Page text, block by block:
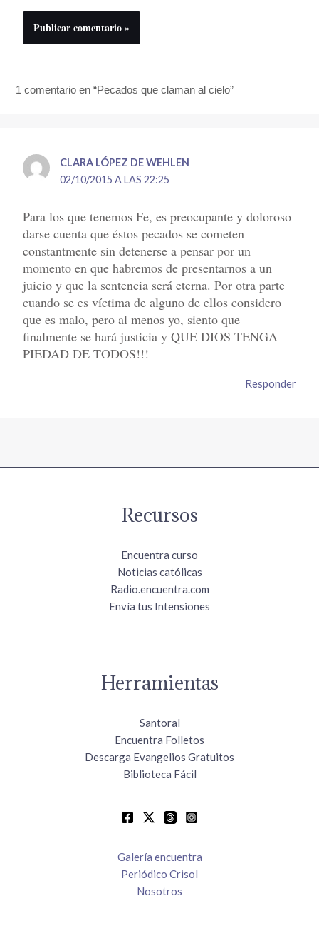
1 comentario en “Pecados que claman al cielo”
CLARA LÓPEZ DE WEHLEN
02/10/2015 A LAS 22:25
Para los que tenemos Fe, es preocupante y doloroso
darse cuenta que éstos pecados se cometen
constantmente sin detenerse a pensar por un
momento en que habremos de presentarnos a un
juicio y que la sentencia será eterna. Por otra parte
cuando se es víctima de alguno de ellos considero
que es malo, pero al menos yo, siento que
finalmente se hará justicia y QUE DIOS TENGA
PIEDAD DE TODOS!!!
Responder
Recursos
Encuentra curso
Noticias católicas
Radio.encuentra.com
Envía tus Intensiones
Herramientas
Santoral
Encuentra Folletos
Descarga Evangelios Gratuitos
Biblioteca Fácil
Galería encuentra
Periódico Crisol
Nosotros